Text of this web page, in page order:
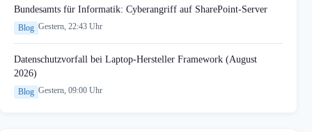
Bundesamts für Informatik: Cyberangriff auf SharePoint-Server
Blog Gestern, 22:43 Uhr
Datenschutzvorfall bei Laptop-Hersteller Framework (August
2026)
Blog Gestern, 09:00 Uhr